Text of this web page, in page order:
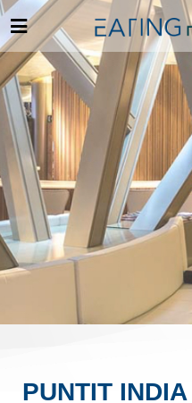
PUNTIT